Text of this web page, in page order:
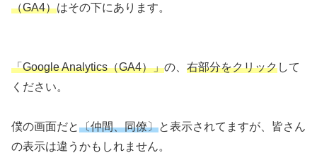
（GA4）はその下にあります。
「Google Analytics（GA4）」の、 右部分をクリックして
ください。
僕の画面だと〔仲間、同僚〕と表示されてますが、皆さん
の表示は違うかもしれません。